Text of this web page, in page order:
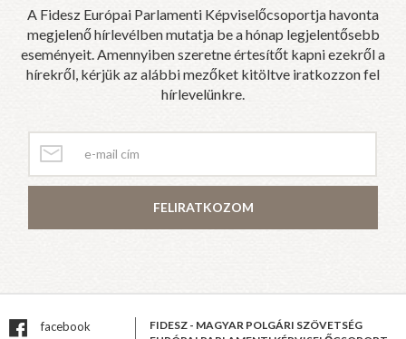
A Fidesz Európai Parlamenti Képviselőcsoportja havonta
megjelenő hírlevélben mutatja be a hónap legjelentősebb
eseményeit. Amennyiben szeretne értesítőt kapni ezekről a
hírekről, kérjük az alábbi mezőket kitöltve iratkozzon fel
hírlevelünkre.
FELIRATKOZOM
facebook
FIDESZ - MAGYAR POLGÁRI SZÖVETSÉG